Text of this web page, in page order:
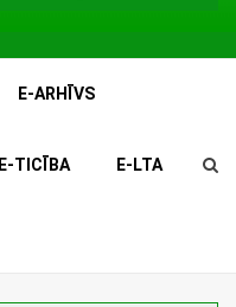
E-ARHĪVS
E-TICĪBA E-LTA